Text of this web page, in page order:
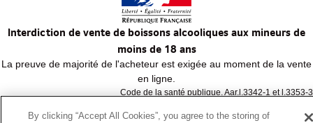
Interdiction de vente de boissons alcooliques aux mineurs de
moins de 18 ans
La preuve de majorité de l'acheteur est exigée au moment de la vente
en ligne.
Code de la santé publique, Aar.l.3342-1 et l.3353-3
By clicking “Accept All Cookies”, you agree to the storing of